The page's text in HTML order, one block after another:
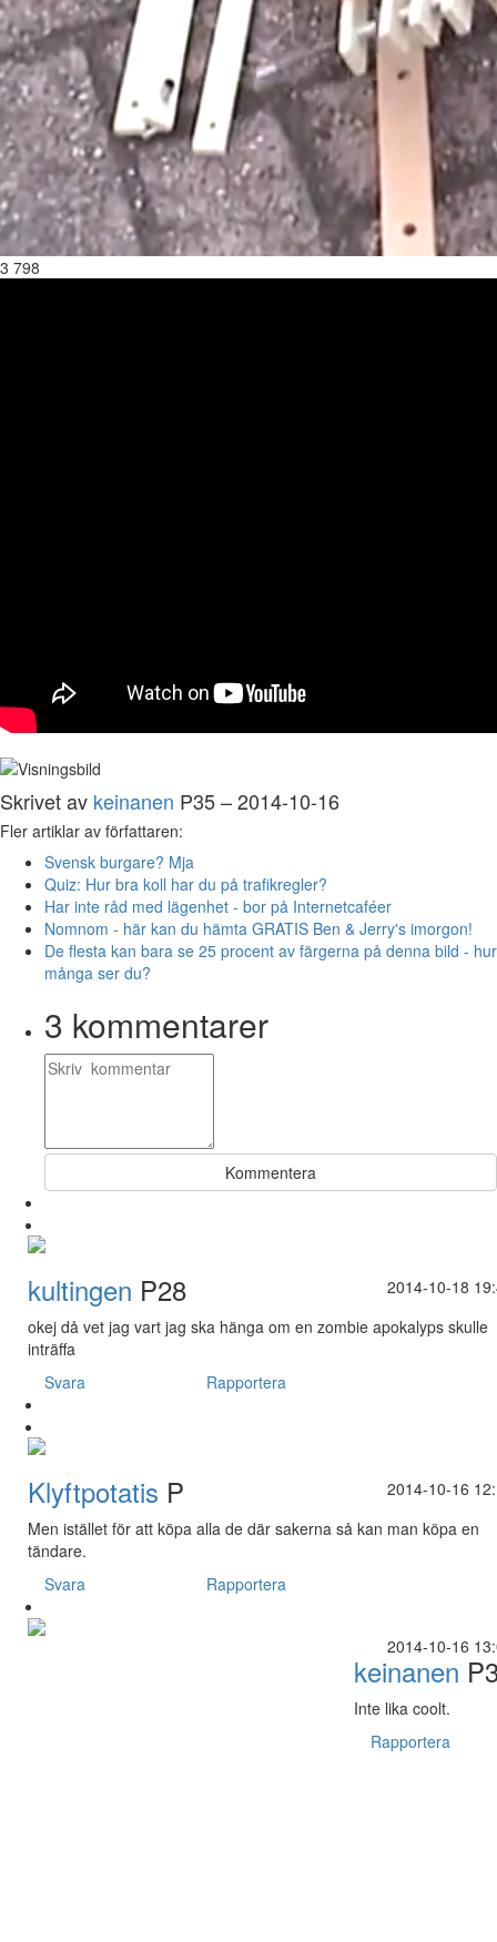
3 798
Skrivet av keinanen P35 – 2014-10-16
Fler artiklar av författaren:
Svensk burgare? Mja
Quiz: Hur bra koll har du på trafikregler?
Har inte råd med lägenhet - bor på Internetcaféer
Nomnom - här kan du hämta GRATIS Ben & Jerry's imorgon!
De flesta kan bara se 25 procent av färgerna på denna bild - hur
många ser du?
3 kommentarer
Kommentera
2014-10-18
kultingen P28
okej då vet jag vart jag ska hänga om en zombie apokalyps skulle
inträffa
Svara
Rapportera
2014-10-16
Klyftpotatis P
Men istället för att köpa alla de där sakerna så kan man köpa en
tändare.
Svara
Rapportera
2014-10-16
keinanen
Inte lika coolt.
Rapportera